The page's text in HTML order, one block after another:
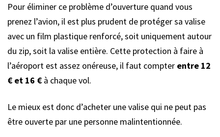
Pour éliminer ce problème d’ouverture quand vous
prenez l’avion, il est plus prudent de protéger sa valise
avec un film plastique renforcé, soit uniquement autour
du zip, soit la valise entière. Cette protection à faire à
l’aéroport est assez onéreuse, il faut compter entre 12
€ et 16 €à chaque vol.
Le mieux est donc d’acheter une valise qui ne peut pas
être ouverte par une personne malintentionnée.